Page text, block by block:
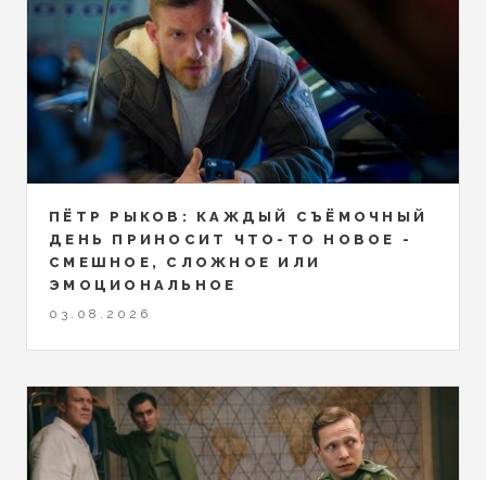
ПЁТР РЫКОВ: КАЖДЫЙ СЪЁМОЧНЫЙ
ДЕНЬ ПРИНОСИТ ЧТО-ТО НОВОЕ -
СМЕШНОЕ, СЛОЖНОЕ ИЛИ
ЭМОЦИОНАЛЬНОЕ
03.08.2026